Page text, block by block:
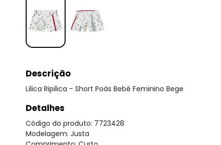
Descrição
Lilica Ripilica - Short Poás Bebê Feminino Bege
Detalhes
Código do produto: 7723428
Modelagem: Justa